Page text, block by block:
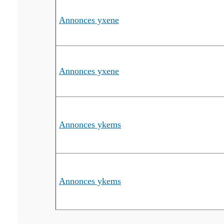
Annonces yxene
Annonces yxene
Annonces ykems
Annonces ykems